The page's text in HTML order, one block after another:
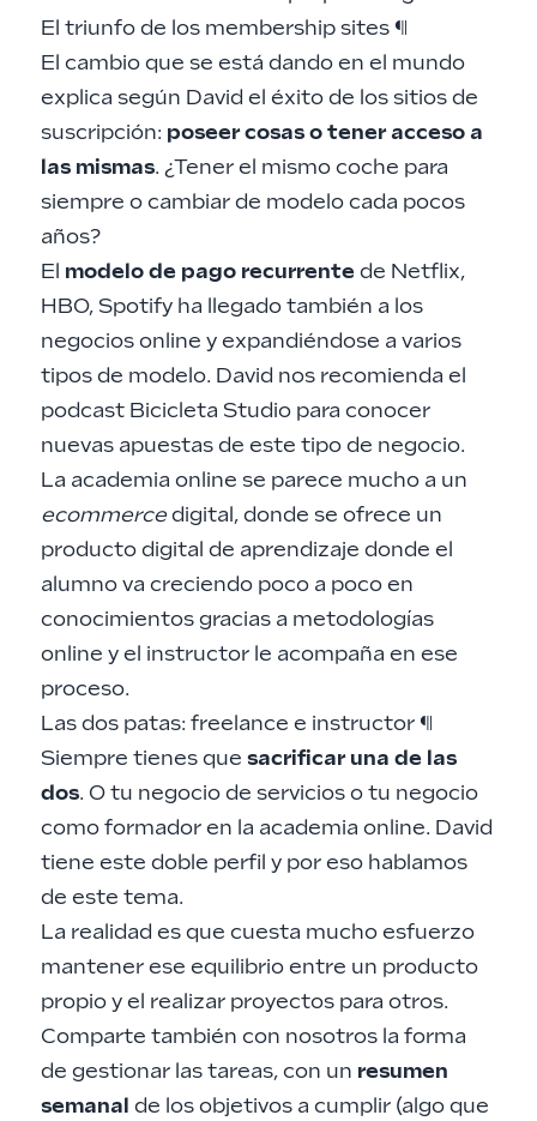
El triunfo de los membership sites ¶
El cambio que se está dando en el mundo
explica según David el éxito de los sitios de
suscripción: poseer cosas o tener acceso a
las mismas. ¿Tener el mismo coche para
siempre o cambiar de modelo cada pocos
años?
El modelo de pago recurrentede Netflix,
HBO, Spotify ha llegado también a los
negocios online y expandiéndose a varios
tipos de modelo. David nos recomienda el
podcast Bicicleta Studiopara conocer
nuevas apuestas de este tipo de negocio.
La academia online se parece mucho a un
ecommercedigital, donde se ofrece un
producto digital de aprendizaje donde el
alumno va creciendo poco a poco en
conocimientos gracias a metodologías
online y el instructor le acompaña en ese
proceso.
Las dos patas: freelance e instructor ¶
Siempre tienes que sacrificar una de las
dos. O tu negocio de servicios o tu negocio
como formador en la academia online. David
tiene este doble perfil y por eso hablamos
de este tema.
La realidad es que cuesta mucho esfuerzo
mantener ese equilibrio entre un producto
propio y el realizar proyectos para otros.
Comparte también con nosotros la forma
de gestionar las tareas, con un resumen
semanal de los objetivos a cumplir (algo que